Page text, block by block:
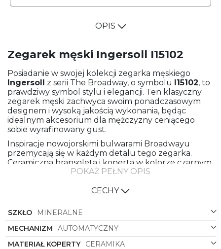
OPIS
Zegarek męski Ingersoll I15102
Posiadanie w swojej kolekcji zegarka męskiego
Ingersoll
z serii The Broadway, o symbolu I15102, to
prawdziwy symbol stylu i elegancji. Ten klasyczny
zegarek męski zachwyca swoim ponadczasowym
designem i wysoką jakością wykonania, będąc
idealnym akcesorium dla mężczyzny ceniącego
sobie wyrafinowany gust.
Inspiracje nowojorskimi bulwarami Broadwayu
przemycają się w każdym detalu tego zegarka.
Ceramiczna bransoleta i koperta w kolorze czarnym
nadają mu eleganckiego charakteru i sprawiają, że z
Klasyczny, okrągły kształt koperty jest uniwersalny i
zegarmistrzowskim detalem.
Czarna tarcza wyraźnie kontrastuje z białymi i
srebrnymi detalami indeksów, co nadaje zegarkowi
czytelnego i eleganckiego wyglądu. Precyzyjny
POKAŻ PEŁNY OPIS
CECHY
SZKŁO
MINERALNE
MECHANIZM
AUTOMATYCZNY
MATERIAŁ KOPERTY CERAMIKA